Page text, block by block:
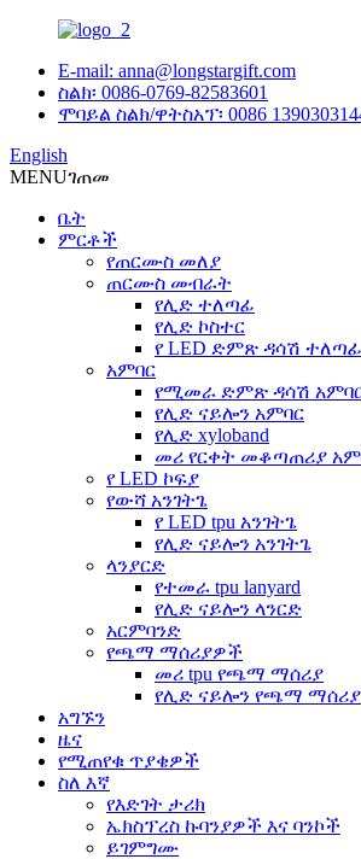
E-mail: anna@longstargift.com
ስልክ፡ 0086-0769-82583601
ሞባይል ስልክ/ዋትስአፕ፡ 0086
English
MENUገጠመ
ቤት
ምርቶች
የጠርሙስ መለያ
ጠርሙስ መብራት
የሊድ ተለጣፊ
የሊድ ኮስተር
የ LED ድምጽ ዳሳሽ ተለጣፊ
አምባር
የሚመራ ድምጽ ዳሳሽ
የሊድ ናይሎን አምባር
የሊድ xyloband
መሪ የርቀት መቆጣጠሪያ
የ LED ኮፍያ
የውሻ አንገትጌ
የ LED tpu አንገትጌ
የሊድ ናይሎን አንገትጌ
ላንያርድ
የተመራ tpu lanyard
የሊድ ናይሎን ላንርድ
አርምባንድ
የጫማ ማሰሪያዎች
መሪ tpu የጫማ ማሰሪያ
የሊድ ናይሎን የጫማ ማሰሪያ
አግኙን
ዜና
የሚጠየቁ ጥያቄዎች
ስለ እኛ
የእድገት ታሪክ
ኤክስፕረስ ኩባንያዎች እና ባንኮች
ይገምግሙ